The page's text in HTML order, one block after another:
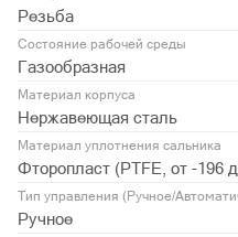
Резьба
Состояние рабочей среды
Газообразная
Материал корпуса
Нержавеющая сталь
Материал уплотнения сальника
Фторопласт (PTFE, от -196
Тип управления (Ручное/
Ручное